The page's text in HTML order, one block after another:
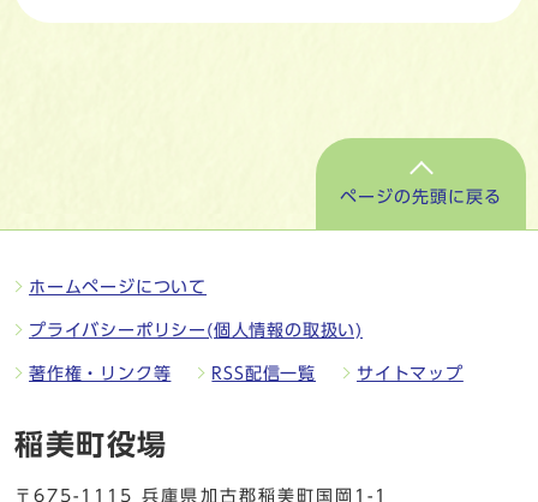
ページの先頭に戻る
ホームページについて
プライバシーポリシー(個人情報の取扱い)
著作権・リンク等 RSS配信一覧 サイトマップ
稲美町役場
〒675-1115 兵庫県加古郡稲美町国岡1-1